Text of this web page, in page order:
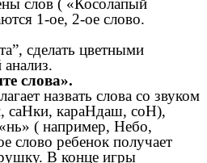
слов ( «Косолапый
1-ое, 2-ое слово.
сделать цветными
слова».
назвать слова со звуком
саНки, караНдаш, соН),
( например, Небо,
слово ребенок получает
В конце игры